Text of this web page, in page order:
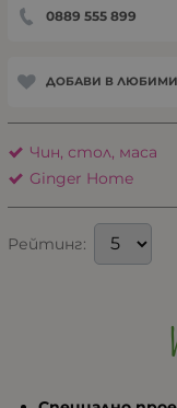
0889 555 899
ДОБАВИ В ЛЮБИМИ
Чин, стол, маса
Ginger Home
Рейтинг: